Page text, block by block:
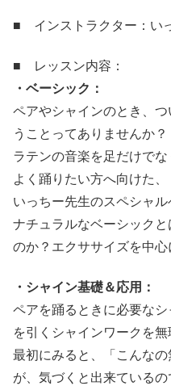
■ インストラクター：い
■ レッスン内容：
・ベーシック：
ペアやシャインのとき、
うことってありませんか？
ラテンの音楽を足だけで
よく踊りたい方へ向けた、
いっちー先生のスペシャル
ナチュラルなベーシック
のか？エクササイズを中心
・シャイン基礎＆応用：
ペアを踊るときに必要な
を引くシャインワークを
最初にみると、「こんな
が、気づくと出来ている